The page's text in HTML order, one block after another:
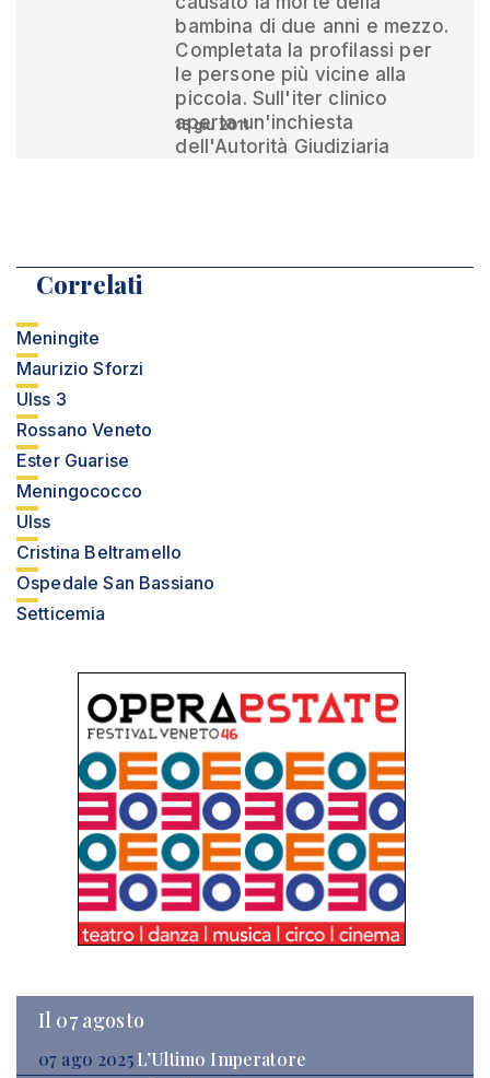
bambina di due anni e mezzo.
Completata la profilassi per
le persone più vicine alla
piccola. Sull'iter clinico
aperta un'inchiesta
dell'Autorità Giudiziaria
15 giu 2011
Correlati
Meningite
Maurizio Sforzi
Ulss 3
Rossano Veneto
Ester Guarise
Meningococco
Ulss
Cristina Beltramello
Ospedale San Bassiano
Setticemia
Il 07 agosto
07 ago 2025 L’Ultimo Imperatore